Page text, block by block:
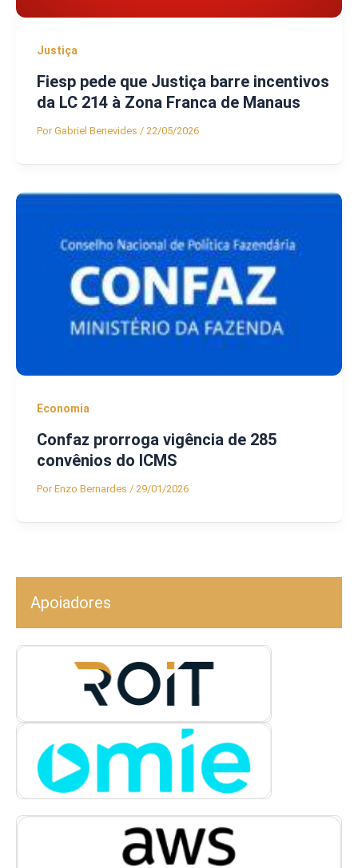
Justiça
Fiesp pede que Justiça barre incentivos
da LC 214 à Zona Franca de Manaus
PorGabriel Benevides / 22/05/2026
Economia
Confaz prorroga vigência de 285
convênios do ICMS
PorEnzo Bernardes / 29/01/2026
Apoiadores